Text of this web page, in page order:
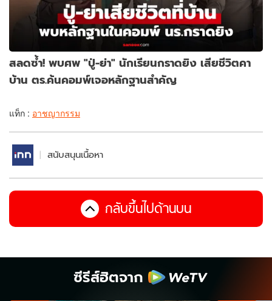
สลดซ้ำ! พบศพ "ปู่-ย่า" นักเรียนกราดยิง เสียชีวิตคา
บ้าน ตร.ค้นคอมพ์เจอหลักฐานสำคัญ
แท็ก : อาชญากรรม
สนับสนุนเนื้อหา
กลับขึ้นไปด้านบน
ซีรีส์ฮิตจาก